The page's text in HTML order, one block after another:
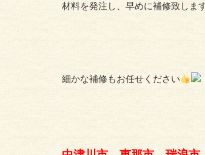
材料を発注し、早めに補修致しま
細かな補修もお任せください